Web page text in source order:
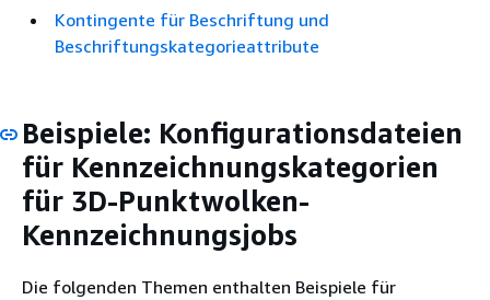
Kontingente für Beschriftung und
Beschriftungskategorieattribute
Beispiele: Konfigurationsdateien
für Kennzeichnungskategorien
für 3D-Punktwolken-
Kennzeichnungsjobs
Die folgenden Themen enthalten Beispiele für